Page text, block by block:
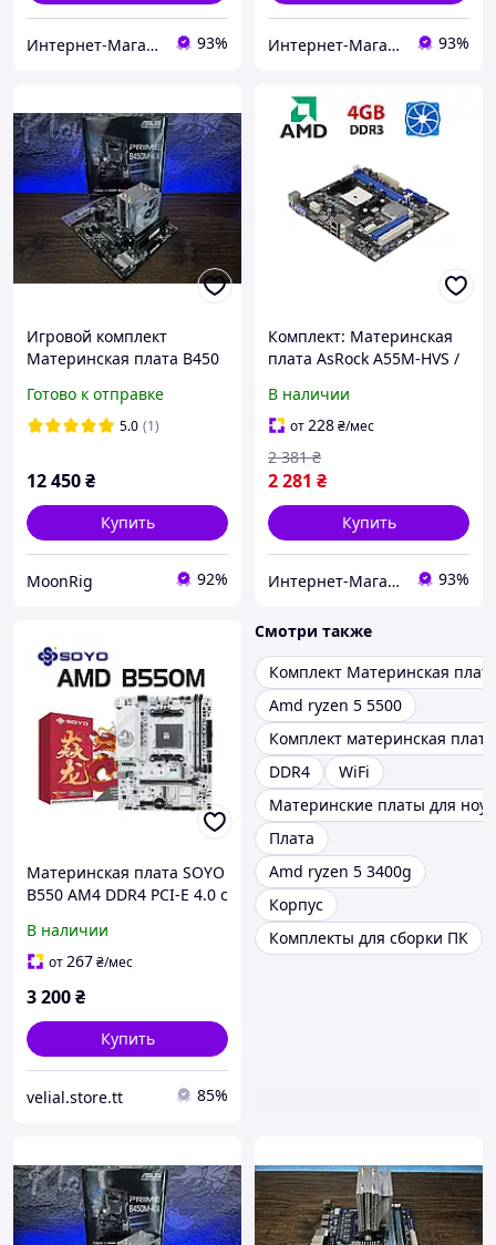
Интернет-Магазин "КомпБест": Брендовые Компьютеры из Европы 93% Интернет-Магазин "КомпБест": Брендовые Компьютеры из Европы 93%
Игровой комплект
Материнская плата B450
16GB DDR4
Готово к отправке
5.0 (1)
12 450₴
Купить
MoonRig 92%
Комплект: Материнская
плата AsRock A55M-HVS /
2.5 GHz) / FM1 / 4 GB DDR3
/ AMD Radeon HD 6410D +
Кулер
В наличии
от228₴/мес
2 281 ₴
2 381 ₴
Купить
Интернет-Магазин "КомпБест": Брендовые Компьютеры из Европы 93%
Материнская плата SOYO
B550 AM4 DDR4 PCI-E 4.0 с
5000
В наличии
от267₴/мес
3 200₴
Купить
velial.store.tt 85%
Смотри также
Комплект Материнская
Amd ryzen 5 5500
Комплект материнская
DDR4
WiFi
Материнские платы для
Плата
Amd ryzen 5 3400g
Корпус
Комплекты для сборки ПК